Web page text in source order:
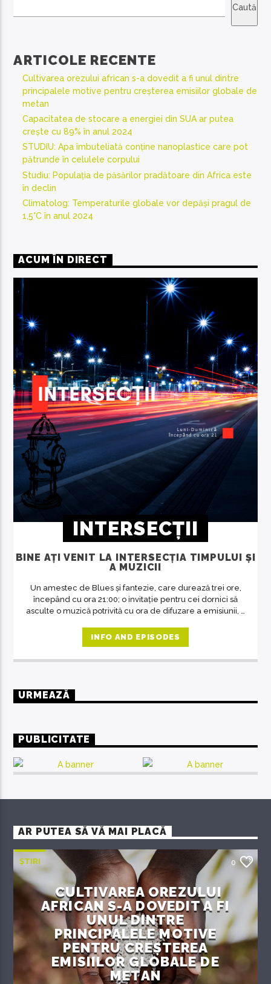
Caută
ARTICOLE RECENTE
Cultivarea orezului african s-a dovedit a fi unul dintre
principalele motive pentru creșterea emisiilor globale de
metan
Capacitatea de stocare a energiei din SUA ar putea
crește cu 89% în anul 2024
STUDIU: Apa îmbuteliată conține nanoplastice care pot
pătrunde în celulele corpului
Studiu: Populația de păsărilor pradătoare din Africa este
în declin
Climatolog: Temperaturile globale vor depăși pragul de
1,5°C în anul 2024
ACUM ÎN DIRECT
INTERSECȚII
BINE AȚI VENIT LA INTERSECȚIA TIMPULUI ȘI
A MUZICII
Un amestec de Blues și fantezie, care durează trei ore,
începând cu ora 21:00; o invitație pentru cei dornici să
asculte o muzică potrivită cu ora de difuzare a emisiunii, o
oameni în special. O emisiune unde răsună doar muzica
deosebită, care se adresează celor predispuși spre
filosofie, indiferent de vârstă.
INFO AND EPISODES
URMEAZĂ
PUBLICITATE
AR PUTEA SĂ VĂ MAI PLACĂ
ȘTIRI 0
CULTIVAREA OREZULUI
AFRICAN S-A DOVEDIT A FI
UNUL DINTRE
PRINCIPALELE MOTIVE
PENTRU CREȘTEREA
EMISIILOR GLOBALE DE
METAN